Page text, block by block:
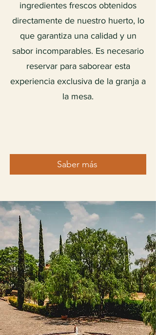
ingredientes frescos obtenidos
directamente de nuestro huerto, lo
que garantiza una calidad y un
sabor incomparables. Es necesario
reservar para saborear esta
experiencia exclusiva de la granja a
la mesa.
Saber más